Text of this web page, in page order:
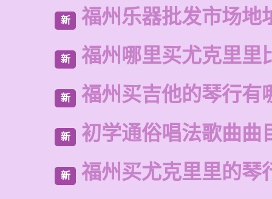
新 福州乐器批发市场地
新 福州哪里买尤克里里
新 福州买吉他的琴行有
新 初学通俗唱法歌曲曲
新 福州买尤克里里的琴